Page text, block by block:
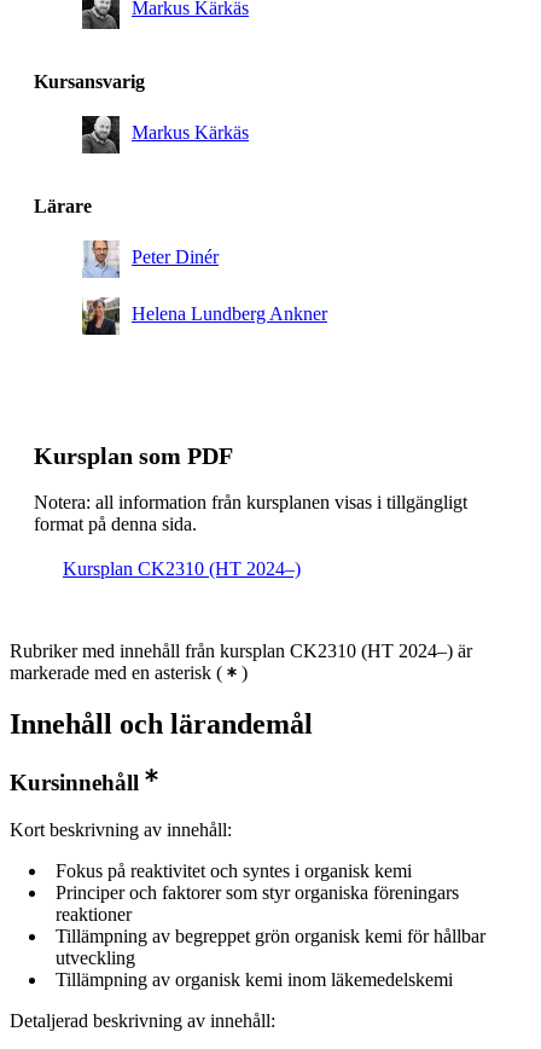
Markus Kärkäs
Kursansvarig
Markus Kärkäs
Lärare
Peter Dinér
Helena Lundberg Ankner
Kursplan som PDF
Notera: all information från kursplanen visas i tillgängligt
format på denna sida.
Kursplan CK2310 (HT 2024–)
Rubriker med innehåll från kursplan CK2310 (HT 2024–) är
markerade med en asterisk ( )
Innehåll och lärandemål
Kursinnehåll
Kort beskrivning av innehåll:
Fokus på reaktivitet och syntes i organisk kemi
Principer och faktorer som styr organiska föreningars
reaktioner
Tillämpning av begreppet grön organisk kemi för hållbar
utveckling
Tillämpning av organisk kemi inom läkemedelskemi
Detaljerad beskrivning av innehåll: